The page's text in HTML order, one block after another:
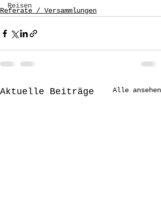
Reisen
Referate / Versammlungen
Aktuelle Beiträge Alle ansehen